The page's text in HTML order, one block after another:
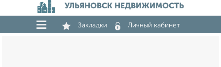
УЛЬЯНОВСК НЕДВИЖИМОСТЬ
Закладки Личный кабинет